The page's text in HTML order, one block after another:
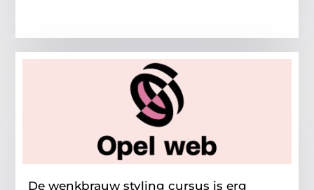
De wenkbrauw styling cursus is erg